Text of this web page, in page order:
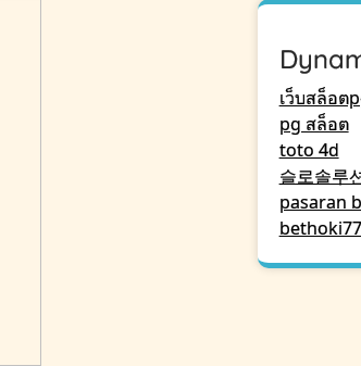
เว็บสล็อต
pg สล็อต
toto 4d
슬로솔루
pasaran
bethoki77